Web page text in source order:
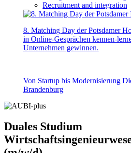
Recruitment and integration
8. Matching Day der Potsdamer
in Online-Gesprächen kennen-
Unternehmen gewinnen.
Von Startup bis Modernisierung
Brandenburg
Duales Studium